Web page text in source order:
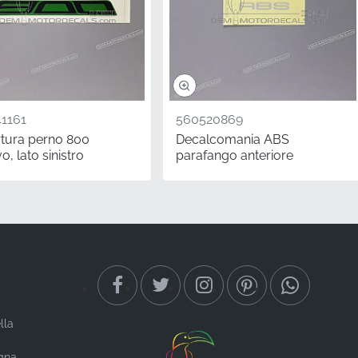
alle specifiche
definiscono la serie
perno 800
lato sinistro
560520869
Decalcomania ABS
parafango anteriore